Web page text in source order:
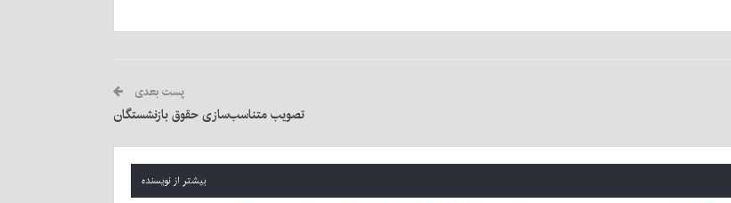
پست بعدی
تصویب متناسب‌سازی حقوق بازنشستگان
بیشتر از نویسنده